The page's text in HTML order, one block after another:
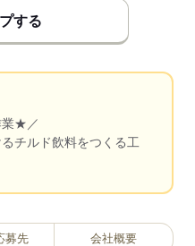
する
業★／
チルド飲料をつくる工
募先 会社概要